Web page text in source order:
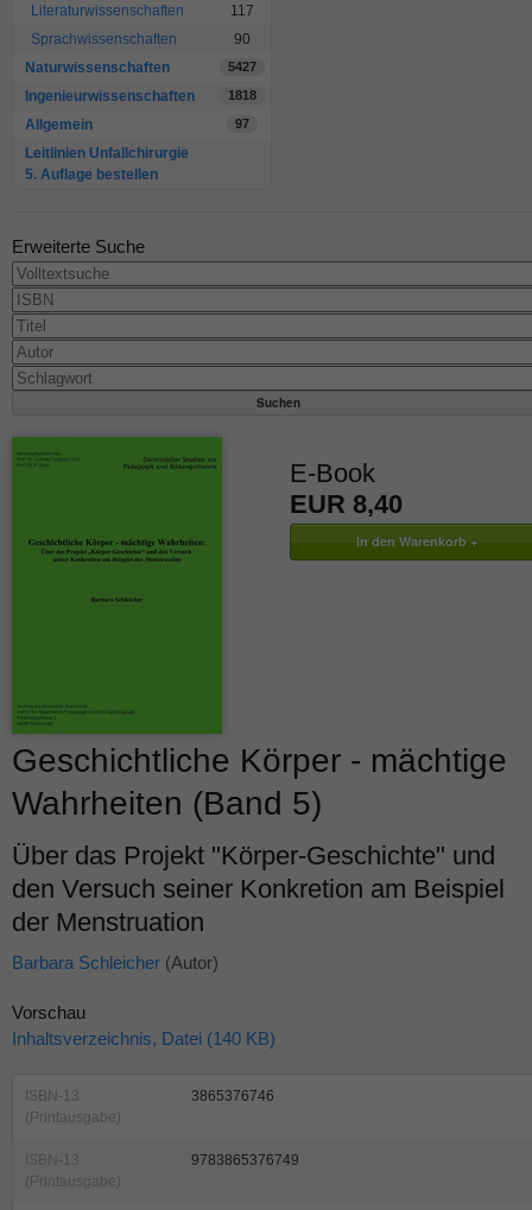
Literaturwissenschaften
117
Sprachwissenschaften
90
Naturwissenschaften
5427
Ingenieurwissenschaften 1818
Allgemein 97
Leitlinien Unfallchirurgie
5. Auflage bestellen
Erweiterte Suche
E-Book
EUR 8,40
Geschichtliche Körper - mächtige
Wahrheiten (Band 5)
Über das Projekt "Körper-Geschichte" und
den Versuch seiner Konkretion am Beispiel
der Menstruation
Barbara Schleicher (Autor)
Vorschau
Inhaltsverzeichnis, Datei (140 KB)
ISBN-13
(Printausgabe)
3865376746
ISBN-13
(Printausgabe)
9783865376749